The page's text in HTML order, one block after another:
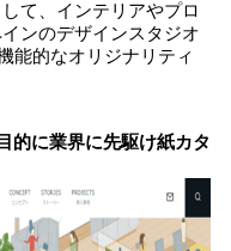
て、インテリアやプロ
ンのデザインスタジオ
能的なオリジナリティ
的に業界に先駆け紙カタ